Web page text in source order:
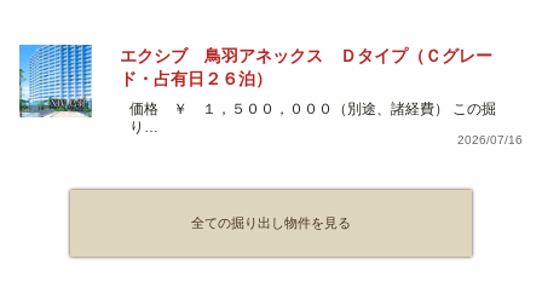
エクシブ 鳥羽アネックス Ｄタイプ（Ｃグレー
ド・占有日２６泊）
価格 ￥ １，５００，０００（別途、諸経費） この掘
り…
2026/07/16
全ての掘り出し物件を見る